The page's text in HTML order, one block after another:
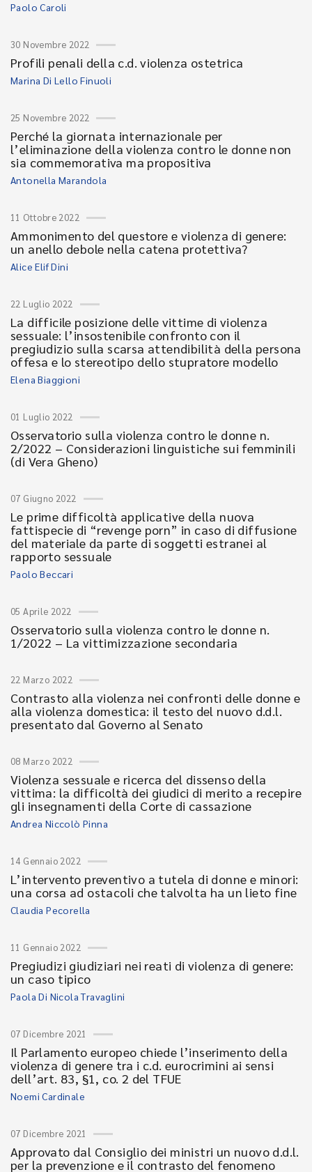
Paolo Caroli
30 Novembre 2022
Profili penali della c.d. violenza ostetrica
Marina Di Lello Finuoli
25 Novembre 2022
Perché la giornata internazionale per
l’eliminazione della violenza contro le donne non
sia commemorativa ma propositiva
Antonella Marandola
11 Ottobre 2022
Ammonimento del questore e violenza di genere:
un anello debole nella catena protettiva?
Alice Elif Dini
22 Luglio 2022
La difficile posizione delle vittime di violenza
sessuale: l’insostenibile confronto con il
pregiudizio sulla scarsa attendibilità della persona
offesa e lo stereotipo dello stupratore modello
Elena Biaggioni
01 Luglio 2022
Osservatorio sulla violenza contro le donne n.
2/2022 – Considerazioni linguistiche sui femminili
(di Vera Gheno)
07 Giugno 2022
Le prime difficoltà applicative della nuova
fattispecie di “revenge porn” in caso di diffusione
del materiale da parte di soggetti estranei al
rapporto sessuale
Paolo Beccari
05 Aprile 2022
Osservatorio sulla violenza contro le donne n.
1/2022 – La vittimizzazione secondaria
22 Marzo 2022
Contrasto alla violenza nei confronti delle donne e
alla violenza domestica: il testo del nuovo d.d.l.
presentato dal Governo al Senato
08 Marzo 2022
Violenza sessuale e ricerca del dissenso della
vittima: la difficoltà dei giudici di merito a recepire
gli insegnamenti della Corte di cassazione
Andrea Niccolò Pinna
14 Gennaio 2022
L’intervento preventivo a tutela di donne e minori:
una corsa ad ostacoli che talvolta ha un lieto fine
Claudia Pecorella
11 Gennaio 2022
Pregiudizi giudiziari nei reati di violenza di genere:
un caso tipico
Paola Di Nicola Travaglini
07 Dicembre 2021
Il Parlamento europeo chiede l’inserimento della
violenza di genere tra i c.d. eurocrimini ai sensi
dell’art. 83, §1, co. 2 del TFUE
Noemi Cardinale
07 Dicembre 2021
Approvato dal Consiglio dei ministri un nuovo d.d.l.
per la prevenzione e il contrasto del fenomeno